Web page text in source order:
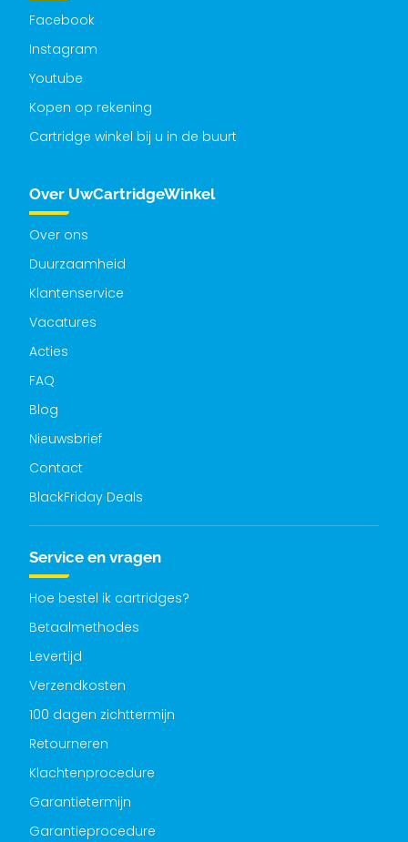
Facebook
Instagram
Youtube
Kopen op rekening
Cartridge winkel bij u in de buurt
Over UwCartridgeWinkel
Over ons
Duurzaamheid
Klantenservice
Vacatures
Acties
FAQ
Blog
Nieuwsbrief
Contact
BlackFriday Deals
Service en vragen
Hoe bestel ik cartridges?
Betaalmethodes
Levertijd
Verzendkosten
100 dagen zichttermijn
Retourneren
Klachtenprocedure
Garantietermijn
Garantieprocedure